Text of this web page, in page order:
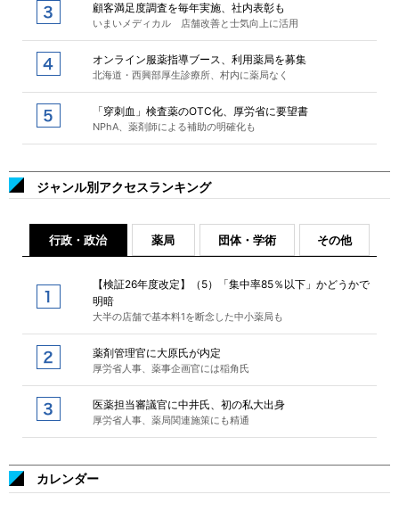
顧客満足度調査を毎年実施、社内表彰も
いまいメディカル 店舗改善と士気向上に活用
オンライン服薬指導ブース、利用薬局を募集
北海道・西興部厚生診療所、村内に薬局なく
「穿刺血」検査薬のOTC化、厚労省に要望書
NPhA、薬剤師による補助の明確化も
ジャンル別アクセスランキング
行政・政治 薬局 団体・学術 その他
【検証26年度改定】（5）「集中率85％以下」かどうかで
明暗
大半の店舗で基本料1を断念した中小薬局も
薬剤管理官に大原氏が内定
厚労省人事、薬事企画官には稲角氏
医薬担当審議官に中井氏、初の私大出身
厚労省人事、薬局関連施策にも精通
カレンダー